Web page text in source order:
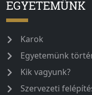
EGYETEMÜNK
Karok
Egyetemünk
Kik vagyunk?
Szervezeti